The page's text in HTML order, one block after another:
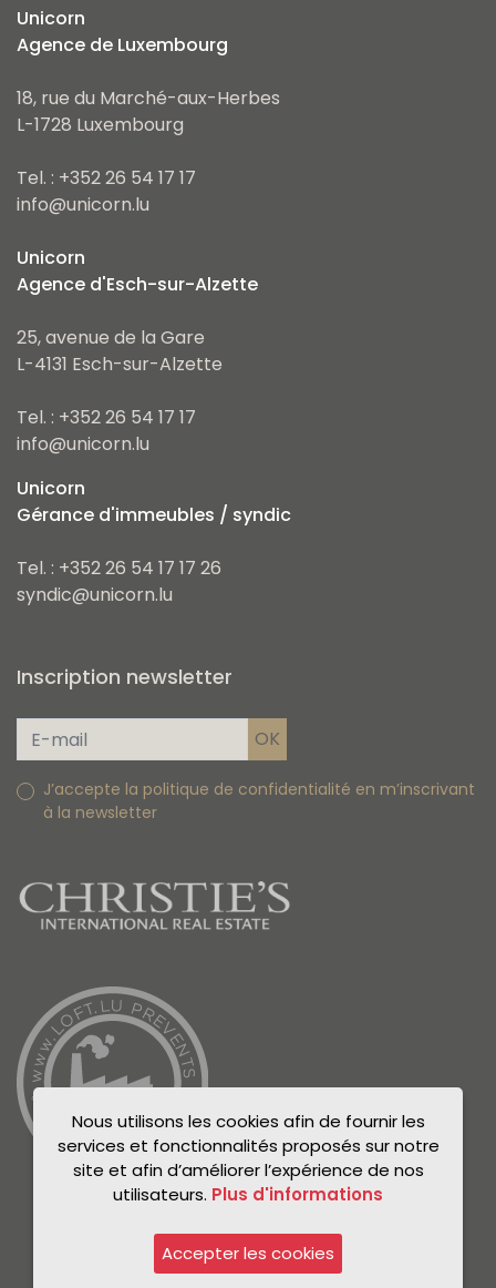
Unicorn
Agence de Luxembourg
18, rue du Marché-aux-Herbes
L-1728 Luxembourg
Tel. : +352 26 54 17 17
info@unicorn.lu
Unicorn
Agence d'Esch-sur-Alzette
25, avenue de la Gare
L-4131 Esch-sur-Alzette
Tel. : +352 26 54 17 17
info@unicorn.lu
Unicorn
Gérance d'immeubles / syndic
Tel. : +352 26 54 17 17 26
syndic@unicorn.lu
Inscription newsletter
J’accepte la politique de confidentialité en m’inscrivant
à la newsletter
Nous utilisons les cookies afin de fournir les
services et fonctionnalités proposés sur notre
site et afin d’améliorer l’expérience de nos
utilisateurs. Plus d'informations
Accepter les cookies